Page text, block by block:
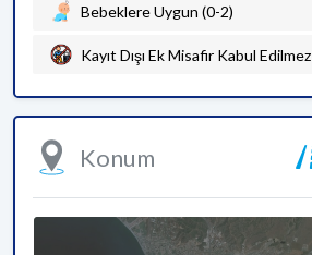
Bebeklere Uygun (0-2)
Kayıt Dışı Ek Misafir Kabul Edilmez
Konum